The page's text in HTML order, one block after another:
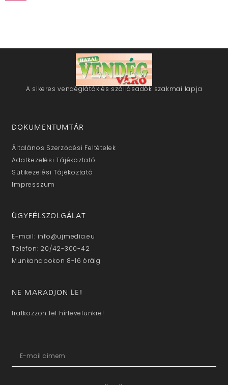
A sikeres vendéglátók és szállásadók szakmai lapja
DOKUMENTUMTÁR
Általános Szerződési Feltételek
Adatkezelési Tájékoztató
Sütikezelési Tájékoztató
Impresszum
ÜGYFÉLSZOLGÁLAT
E-mail: info@ujmedia.eu
Telefon: 20/42-300-42
Munkanapokon 8-16 óráig
NE MARADJON LE!
Iratkozzon fel hírlevelünkre!